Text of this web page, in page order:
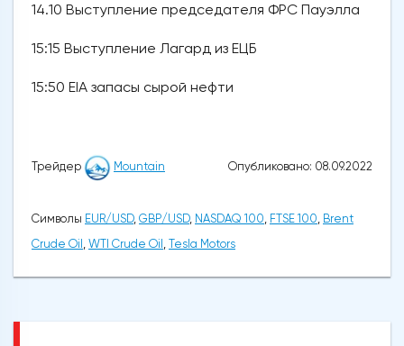
14.10 Выступление председателя ФРС Пауэлла
15:15 Выступление Лагард из ЕЦБ
15:50 EIA запасы сырой нефти
Трейдер Mountain Опубликовано: 08.09.2022
Символы EUR/USD, GBP/USD, NASDAQ 100, FTSE 100, Brent
Crude Oil , WTI Crude Oil , Tesla Motors